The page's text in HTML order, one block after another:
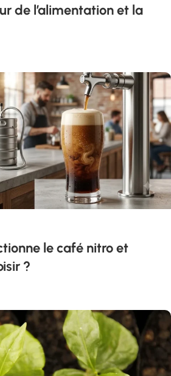
de l’alimentation et la
le café nitro et
?